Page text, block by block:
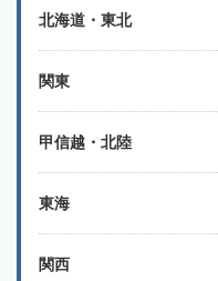
北海道・東北
関東
甲信越・北陸
東海
関西